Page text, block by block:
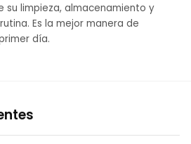
su limpieza, almacenamiento y
Es la mejor manera de
día.